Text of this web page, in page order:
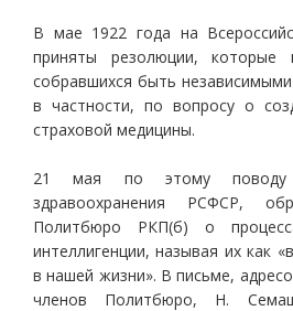
В мае 1922 года на
приняты резолюции,
собравшихся быть
в частности, по вопросу о
страховой медицины.
21 мая по этому
здравоохранения РСФСР,
Политбюро РКП(б) о
интеллигенции, называя их как
в нашей жизни». В письме,
членов Политбюро, Н.